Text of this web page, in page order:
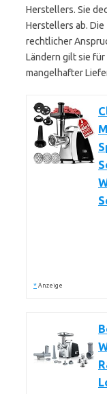
Herstellers. Sie
Herstellers ab. Die
rechtlicher
Ländern gilt sie
mangelhafter
* Anzeige